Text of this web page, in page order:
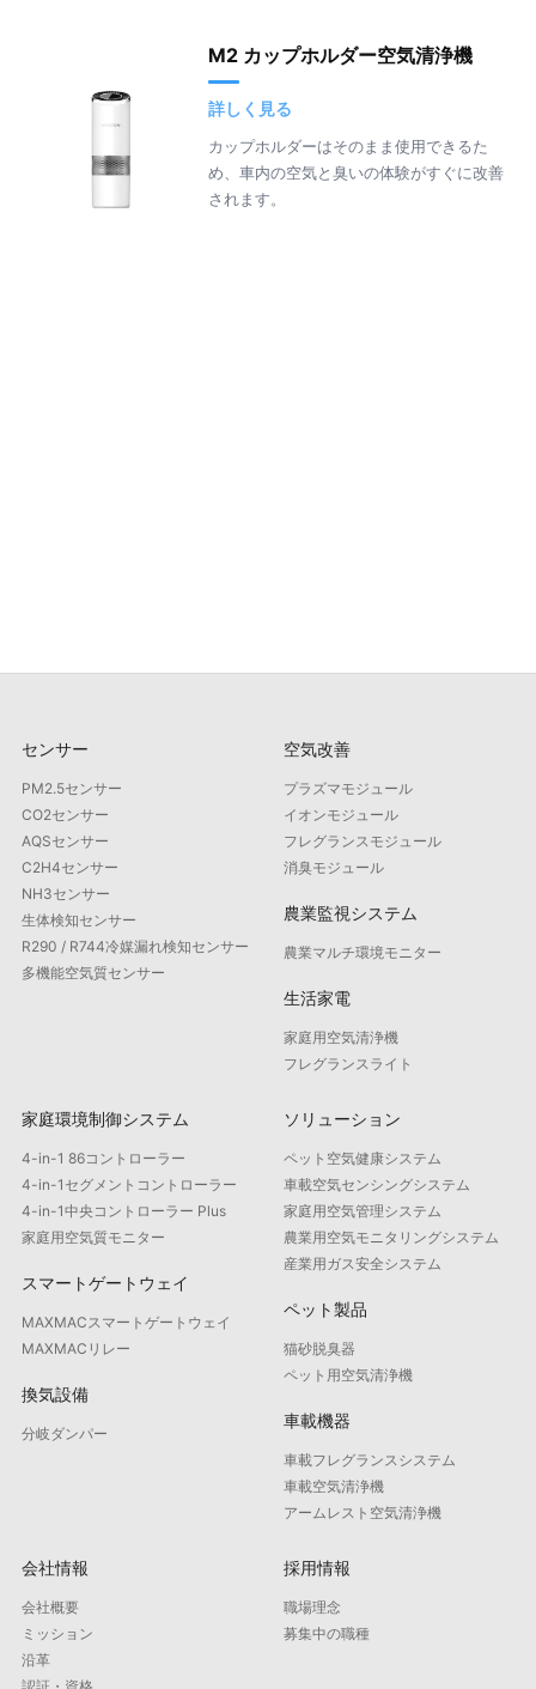
M2 カップホルダー空気清浄機
詳しく見る
カップホルダーはそのまま使用できるた
め、車内の空気と臭いの体験がすぐに改善
されます。
センサー
PM2.5センサー
CO2センサー
AQSセンサー
C2H4センサー
NH3センサー
生体検知センサー
R290 / R744冷媒漏れ検知センサー
多機能空気質センサー
空気改善
プラズマモジュール
イオンモジュール
フレグランスモジュール
消臭モジュール
農業監視システム
農業マルチ環境モニター
生活家電
家庭用空気清浄機
フレグランスライト
家庭環境制御システム
4-in-1 86コントローラー
4-in-1セグメントコントローラー
4-in-1中央コントローラー Plus
家庭用空気質モニター
スマートゲートウェイ
MAXMACスマートゲートウェイ
MAXMACリレー
換気設備
分岐ダンパー
ソリューション
ペット空気健康システム
車載空気センシングシステム
家庭用空気管理システム
農業用空気モニタリングシステム
産業用ガス安全システム
ペット製品
猫砂脱臭器
ペット用空気清浄機
車載機器
車載フレグランスシステム
車載空気清浄機
アームレスト空気清浄機
会社情報
会社概要
ミッション
沿革
採用情報
職場理念
募集中の職種